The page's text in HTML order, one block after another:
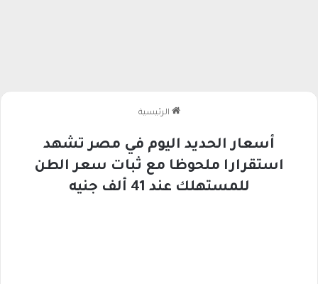
الرئيسية
أسعار الحديد اليوم في مصر تشهد
استقرارا ملحوظا مع ثبات سعر الطن
للمستهلك عند 41 ألف جنيه